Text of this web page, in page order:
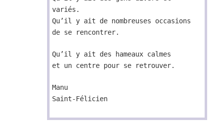
variés.
Qu’il y ait de nombreuses occasions
de se rencontrer.
Qu’il y ait des hameaux calmes
et un centre pour se retrouver.
Manu
Saint-Félicien